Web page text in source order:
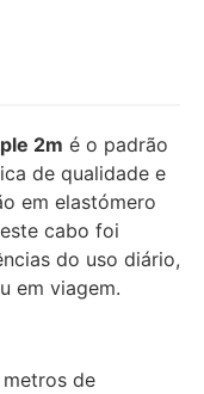
2m é o padrão
de qualidade e
em elastómero
cabo foi
do uso diário,
em viagem.
de